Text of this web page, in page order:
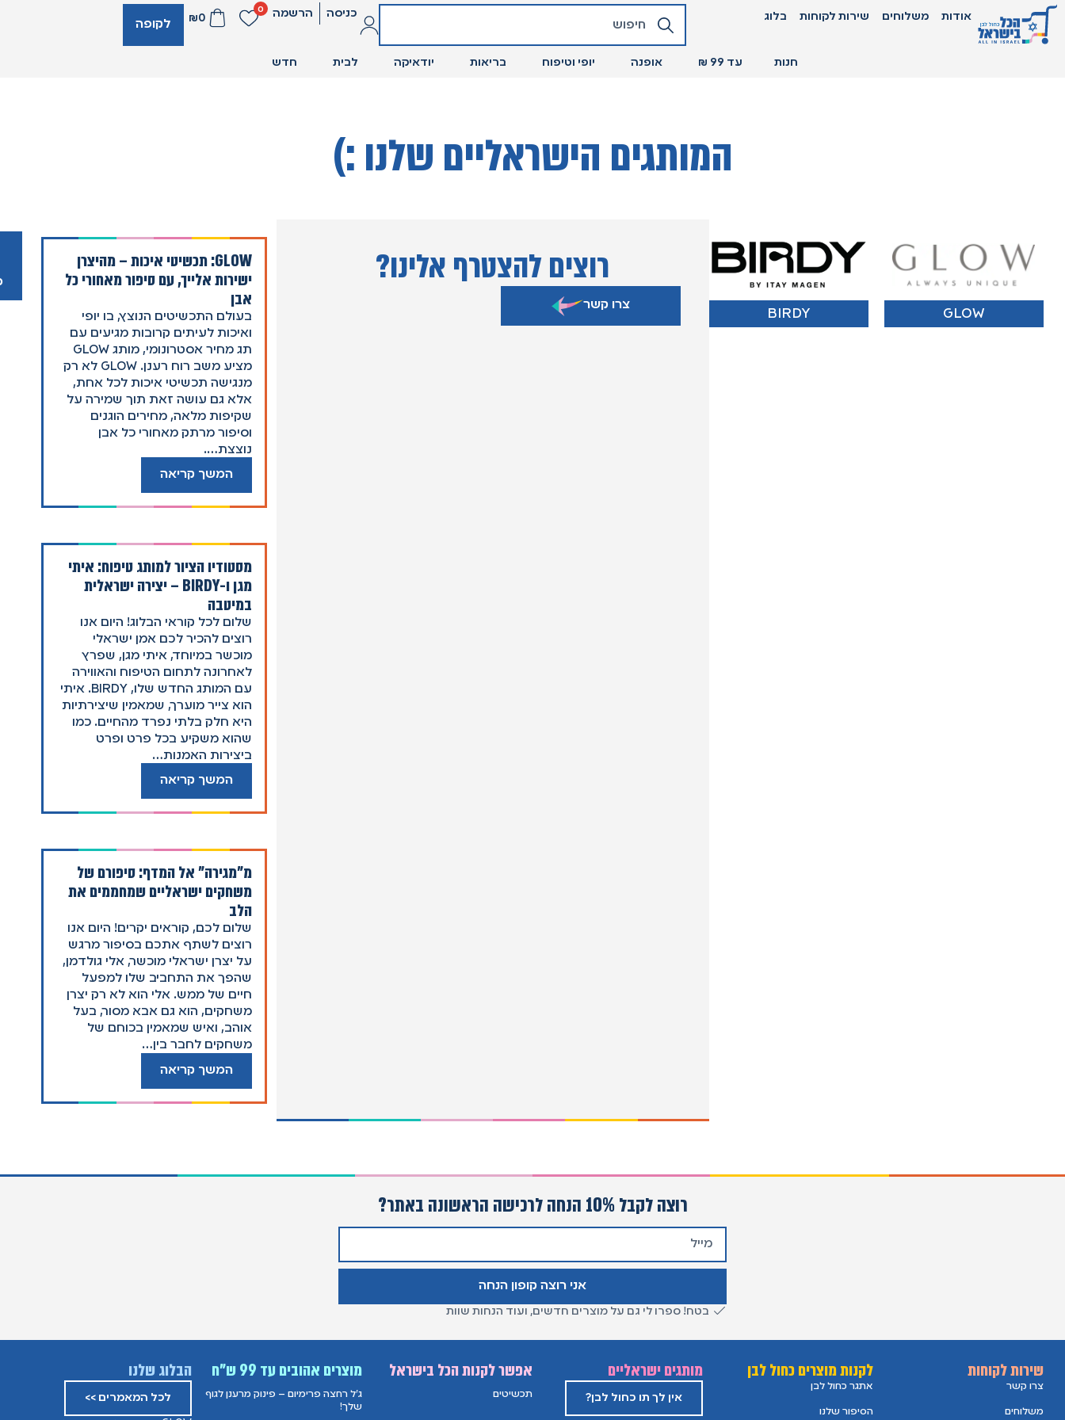
אודות משלוחים שירות לקוחות בלוג כניסה הרשמה 0
₪0 לקופה
חנות עד 99 ₪ אופנה יופי וטיפוח בריאות יודאיקה לבית חדש
המותגים הישראליים שלנו :)
GLOW
BIRDY
רוצים להצטרף אלינו?
צרו קשר
GLOW: תכשיטי איכות – מהיצרן
ישירות אלייך, עם סיפור מאחורי כל
אבן
בעולם התכשיטים הנוצץ, בו יופי
ואיכות לעיתים קרובות מגיעים עם
תג מחיר אסטרונומי, מותג GLOW
מציע משב רוח רענן. GLOW לא רק
מנגישה תכשיטי איכות לכל אחת,
אלא גם עושה זאת תוך שמירה על
שקיפות מלאה, מחירים הוגנים
וסיפור מרתק מאחורי כל אבן
נוצצת….
המשך קריאה
מסטודיו הציור למותג טיפוח: איתי
מגן ו-BIRDY – יצירה ישראלית
במיטבה
שלום לכל קוראי הבלוג! היום אנו
רוצים להכיר לכם אמן ישראלי
מוכשר במיוחד, איתי מגן, שפרץ
לאחרונה לתחום הטיפוח והאווירה
עם המותג החדש שלו, BIRDY. איתי
הוא צייר מוערך, שמאמין שיצירתיות
היא חלק בלתי נפרד מהחיים. כמו
שהוא משקיע בכל פרט ופרט
ביצירות האמנות…
המשך קריאה
מ"מגירה" אל המדף: סיפורם של
משחקים ישראליים שמחממים את
הלב
שלום לכם, קוראים יקרים! היום אנו
רוצים לשתף אתכם בסיפור מרגש
על יצרן ישראלי מוכשר, אלי גולדמן,
שהפך את התחביב שלו למפעל
חיים של ממש. אלי הוא לא רק יצרן
משחקים, הוא גם אבא מסור, בעל
אוהב, ואיש שמאמין בכוחם של
משחקים לחבר בין…
המשך קריאה
רוצה לקבל 10% הנחה לרכישה הראשונה באתר?
אני רוצה קופון הנחה
בטח! ספרו לי גם על מוצרים חדשים, ועוד הנחות שוות
שירות לקוחות
צרו קשר
משלוחים
לקנות מוצרים כחול לבן
אתגר כחול לבן
הסיפור שלנו
מותגים ישראליים
אין לך תו כחול לבן?
אפשר לקנות הכל בישראל
תכשיטים
מוצרים אהובים עד 99 ש”ח
ג'ל רחצה פרימיום – פינוק מרענן לגוף
שלך!
הבלוג שלנו
לכל המאמרים >>